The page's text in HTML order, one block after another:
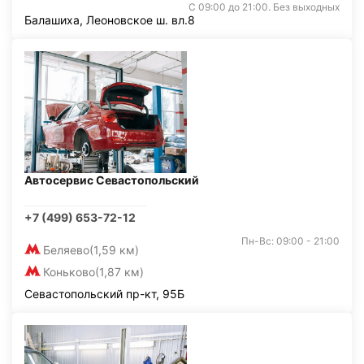
С 09:00 до 21:00. Без выходных
Балашиха, Леоновское ш. вл.8
Автосервис Севастопольский
+7 (499) 653-72-12
Беляево(1,59 км)
Коньково(1,87 км)
Пн-Вс: 09:00 - 21:00
Севастопольский пр-кт, 95Б